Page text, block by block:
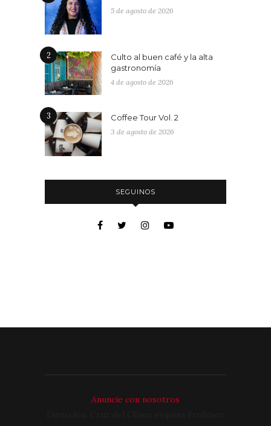
5 de agosto de 2026
2
Culto al buen café y la alta
gastronomía
4 de agosto de 2026
3 Coffee Tour Vol. 2
3 de agosto de 2026
SEGUINOS
Anuncie con nosotros